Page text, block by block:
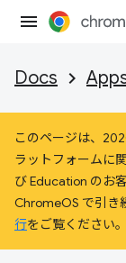
Docs
このページは、
ラットフォームに
び Education のお
ChromeOS で引き
行をご覧ください。